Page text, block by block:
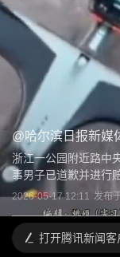
@哈尔滨日报新媒
浙江一公园附近路中
事男子已道歉并进行
2026-05-17 12:11 发布
打开腾讯新闻